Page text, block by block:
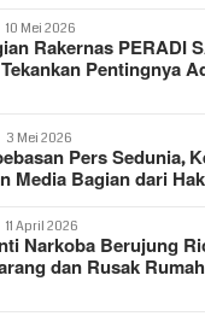
10 Mei 2026
Rakernas PERADI
Pentingnya
3 Mei 2026
Pers Sedunia,
Media Bagian dari
11 April 2026
Narkoba Berujung
dan Rusak